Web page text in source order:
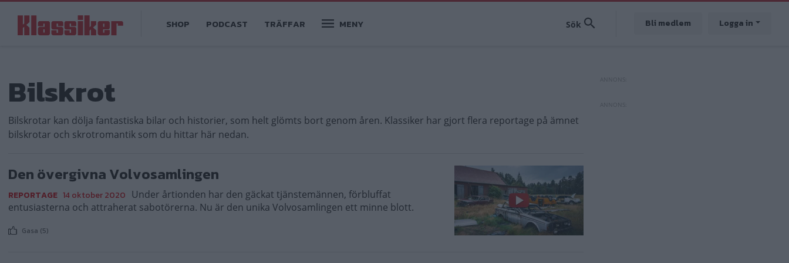
huvudinnehåll
navigation
SHOP PODCAST TRÄFFAR MENY Bli medlem Logga in
Bilskrot
Bilskrotar kan dölja fantastiska bilar och historier, som helt glömts bort genom åren. Klassiker har gjort flera reportage på ämnet
bilskrotar och skrotromantik som du hittar här nedan.
Den övergivna Volvosamlingen
REPORTAGE 14 oktober 2020 Under årtionden har den gäckat tjänstemännen, förbluffat
entusiasterna och attraherat sabotörerna. Nu är den unika Volvosamlingen ett minne blott.
Gasa (5)